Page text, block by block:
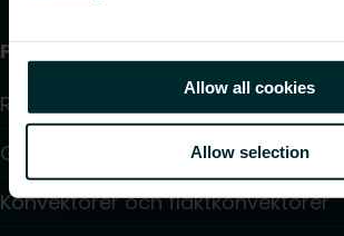
Allow all cookies
Allow selection
Produkter
Radiatorer
Golvvärme och golvkylning
Konvektorer och fläktkonvektorer